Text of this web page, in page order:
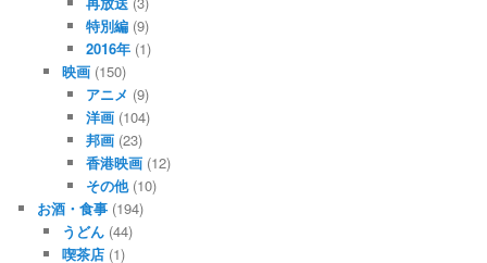
特別編 (9)
2016年 (1)
映画(150)
アニメ (9)
洋画 (104)
邦画 (23)
香港映画 (12)
その他(10)
お酒・食事 (194)
うどん(44)
喫茶店(1)